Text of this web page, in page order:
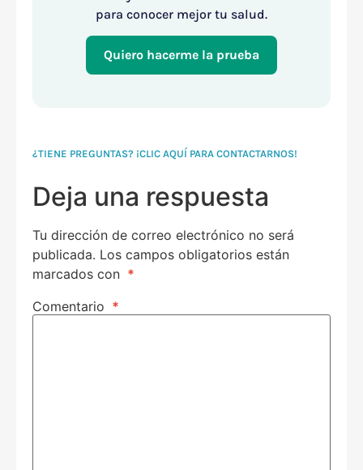
para conocer mejor tu salud.
Quiero hacerme la prueba
¿TIENE PREGUNTAS? ¡CLIC AQUÍ PARA CONTACTARNOS!
Deja una respuesta
Tu dirección de correo electrónico no será
publicada. Los campos obligatorios están
marcados con *
Comentario *